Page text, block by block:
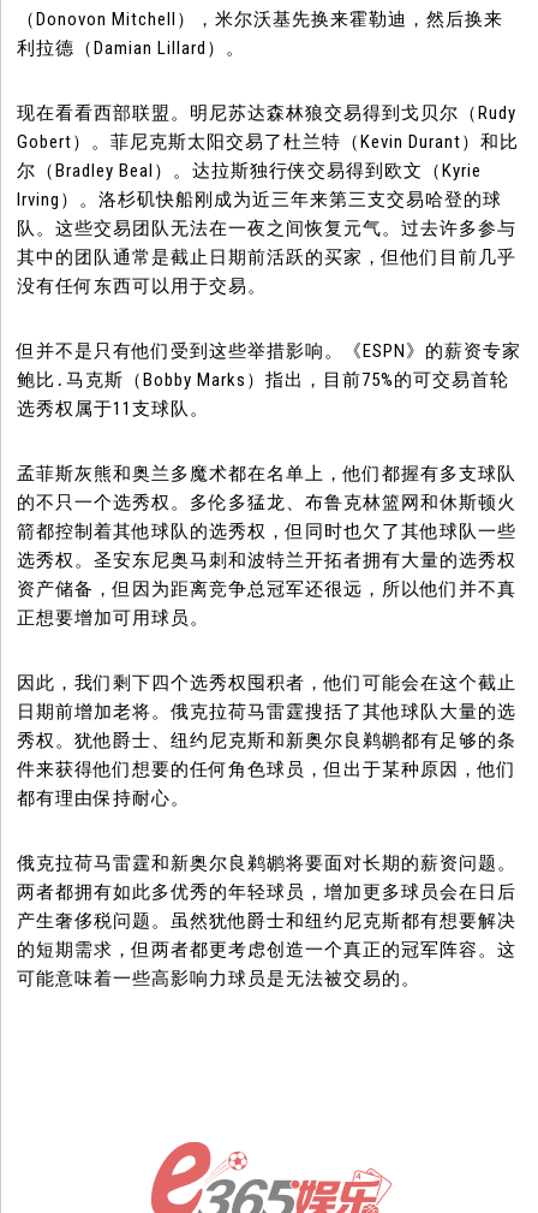
（Donovon Mitchell），米尔沃基先换来霍勒迪，然后换来
利拉德（Damian Lillard）。
现在看看西部联盟。明尼苏达森林狼交易得到戈贝尔（Rudy
Gobert）。菲尼克斯太阳交易了杜兰特（Kevin Durant）和比
尔（Bradley Beal）。达拉斯独行侠交易得到欧文（Kyrie
Irving）。洛杉矶快船刚成为近三年来第三支交易哈登的球
队。这些交易团队无法在一夜之间恢复元气。过去许多参与
其中的团队通常是截止日期前活跃的买家，但他们目前几乎
没有任何东西可以用于交易。
但并不是只有他们受到这些举措影响。《ESPN》的薪资专家
鲍比․马克斯（Bobby Marks）指出，目前75%的可交易首轮
选秀权属于11支球队。
孟菲斯灰熊和奥兰多魔术都在名单上，他们都握有多支球队
的不只一个选秀权。多伦多猛龙、布鲁克林篮网和休斯顿火
箭都控制着其他球队的选秀权，但同时也欠了其他球队一些
选秀权。圣安东尼奥马刺和波特兰开拓者拥有大量的选秀权
资产储备，但因为距离竞争总冠军还很远，所以他们并不真
正想要增加可用球员。
因此，我们剩下四个选秀权囤积者，他们可能会在这个截止
日期前增加老将。俄克拉荷马雷霆搜括了其他球队大量的选
秀权。犹他爵士、纽约尼克斯和新奥尔良鹈鹕都有足够的条
件来获得他们想要的任何角色球员，但出于某种原因，他们
都有理由保持耐心。
俄克拉荷马雷霆和新奥尔良鹈鹕将要面对长期的薪资问题。
两者都拥有如此多优秀的年轻球员，增加更多球员会在日后
产生奢侈税问题。虽然犹他爵士和纽约尼克斯都有想要解决
的短期需求，但两者都更考虑创造一个真正的冠军阵容。这
可能意味着一些高影响力球员是无法被交易的。